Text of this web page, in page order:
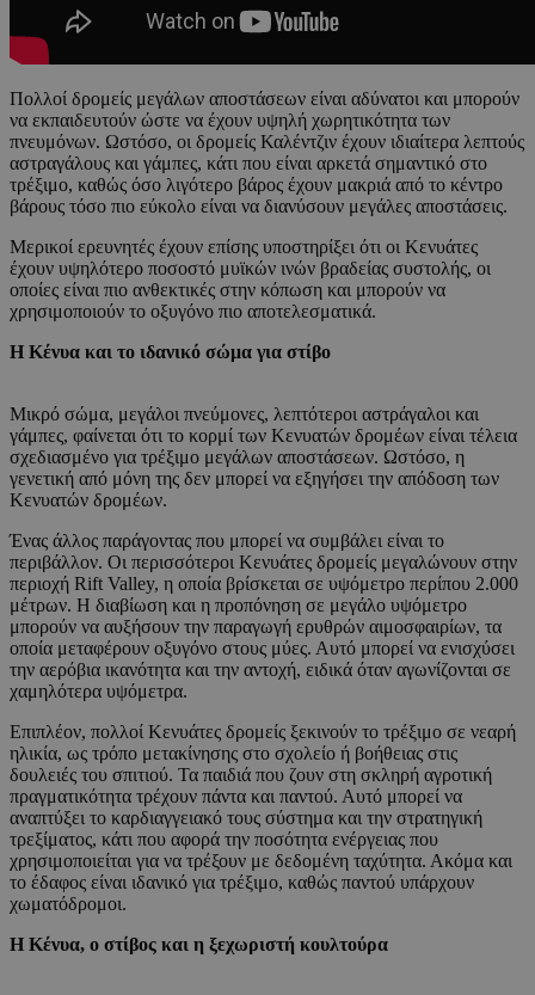
Πολλοί δρομείς μεγάλων αποστάσεων είναι αδύνατοι και μπορούν
να εκπαιδευτούν ώστε να έχουν υψηλή χωρητικότητα των
πνευμόνων. Ωστόσο, οι δρομείς Καλέντζιν έχουν ιδιαίτερα λεπτούς
αστραγάλους και γάμπες, κάτι που είναι αρκετά σημαντικό στο
τρέξιμο, καθώς όσο λιγότερο βάρος έχουν μακριά από το κέντρο
βάρους τόσο πιο εύκολο είναι να διανύσουν μεγάλες αποστάσεις.
Μερικοί ερευνητές έχουν επίσης υποστηρίξει ότι οι Κενυάτες
έχουν υψηλότερο ποσοστό μυϊκών ινών βραδείας συστολής, οι
οποίες είναι πιο ανθεκτικές στην κόπωση και μπορούν να
χρησιμοποιούν το οξυγόνο πιο αποτελεσματικά.
Η Κένυα και το ιδανικό σώμα για στίβο
Μικρό σώμα, μεγάλοι πνεύμονες, λεπτότεροι αστράγαλοι και
γάμπες, φαίνεται ότι το κορμί των Κενυατών δρομέων είναι τέλεια
σχεδιασμένο για τρέξιμο μεγάλων αποστάσεων. Ωστόσο, η
γενετική από μόνη της δεν μπορεί να εξηγήσει την απόδοση των
Κενυατών δρομέων.
Ένας άλλος παράγοντας που μπορεί να συμβάλει είναι το
περιβάλλον. Οι περισσότεροι Κενυάτες δρομείς μεγαλώνουν στην
περιοχή Rift Valley, η οποία βρίσκεται σε υψόμετρο περίπου 2.000
μέτρων. Η διαβίωση και η προπόνηση σε μεγάλο υψόμετρο
μπορούν να αυξήσουν την παραγωγή ερυθρών αιμοσφαιρίων, τα
οποία μεταφέρουν οξυγόνο στους μύες. Αυτό μπορεί να ενισχύσει
την αερόβια ικανότητα και την αντοχή, ειδικά όταν αγωνίζονται σε
χαμηλότερα υψόμετρα.
Επιπλέον, πολλοί Κενυάτες δρομείς ξεκινούν το τρέξιμο σε νεαρή
ηλικία, ως τρόπο μετακίνησης στο σχολείο ή βοήθειας στις
δουλειές του σπιτιού. Τα παιδιά που ζουν στη σκληρή αγροτική
πραγματικότητα τρέχουν πάντα και παντού. Αυτό μπορεί να
αναπτύξει το καρδιαγγειακό τους σύστημα και την στρατηγική
τρεξίματος, κάτι που αφορά την ποσότητα ενέργειας που
χρησιμοποιείται για να τρέξουν με δεδομένη ταχύτητα. Ακόμα και
το έδαφος είναι ιδανικό για τρέξιμο, καθώς παντού υπάρχουν
χωματόδρομοι.
Η Κένυα, ο στίβος και η ξεχωριστή κουλτούρα